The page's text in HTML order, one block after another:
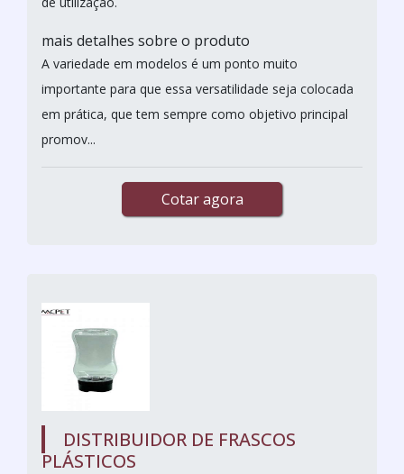
mais detalhes sobre o produto
A variedade em modelos é um ponto muito
importante para que essa versatilidade seja colocada
em prática, que tem sempre como objetivo principal
promov...
Cotar agora
DISTRIBUIDOR DE FRASCOS
PLÁSTICOS